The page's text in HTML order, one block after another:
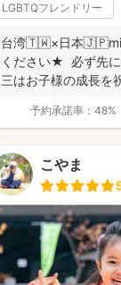
LGBTQフレンドリー
台湾🇹🇼×日本
ください★ 必ず先
三はお子様の成長を
予約承諾率： 48%
こやま